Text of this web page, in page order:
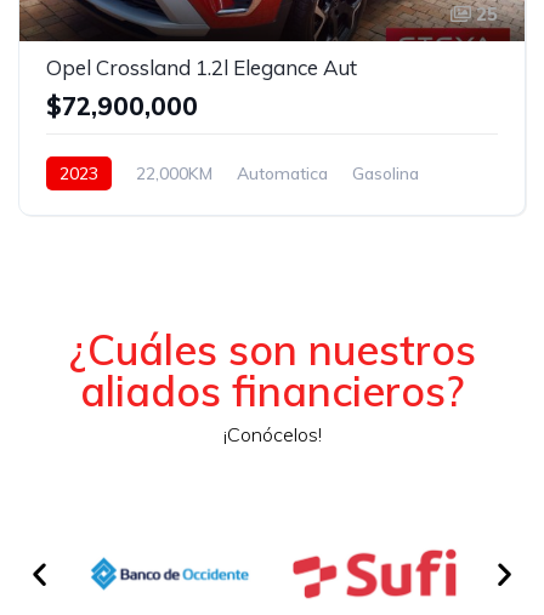
25
Opel Crossland 1.2l Elegance Aut
$72,900,000
2023 22,000KM Automatica
Gasolina
¿Cuáles son nuestros
aliados financieros?
¡Conócelos!